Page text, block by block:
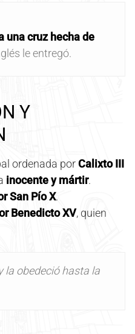
una cruz hecha de
le entregó.
Y
ordenada porCalixto III
inocente y mártir.
San Pío X.
Benedicto XV, quien
la obedeció hasta la